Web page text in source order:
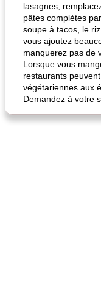
lasagnes,
pâtes complètes
soupe à tacos, le
vous ajoutez
manquerez pas de
Lorsque vous
restaurants
végétariennes aux
Demandez à votre